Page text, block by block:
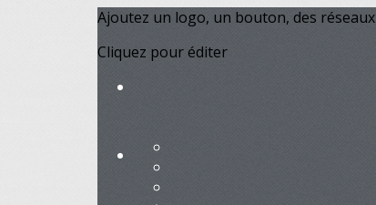
Ajoutez un logo, un bouton, des
Cliquez pour éditer